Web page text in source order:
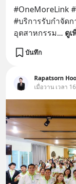
#OneMoreLink
#บริการรับกําจัด
อุตสาหกรรม... ดูเ
บันทึก
Rapatsorn
เมื่อวาน เวลา